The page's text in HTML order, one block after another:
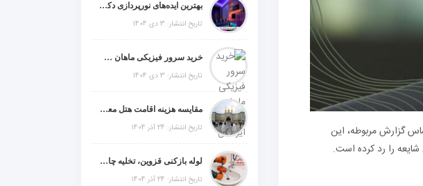
گزارش مربوطه، این
را رد کرده است.
بهترین ایده‌های نورپردازی دکوراتیو با ال ای دی برای منزل، فروشگاه و دفتر کار
تاریخ انتشار: 3 دی 1404
خرید سرور فیزیکی ماهان شبکه ایرانیان
تاریخ انتشار: 3 دی 1404
مقایسه هزینه اقامت هتل معمولی، میان‌رده یا 5 ستاره در سفر زیارتی عراق
تاریخ انتشار: 24 آذر 1404
لوله بازکنی قزوین، تخلیه چاه و خدمات تخصصی لوله‌کشی و تشخیص ترکیدگی
تاریخ انتشار: 24 آذر 1404